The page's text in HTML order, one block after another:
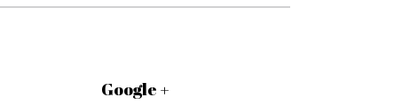
Google +